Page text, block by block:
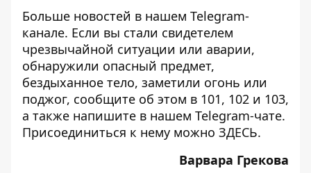
Больше новостей в нашем Telegram-
канале. Если вы стали свидетелем
чрезвычайной ситуации или аварии,
обнаружили опасный предмет,
бездыханное тело, заметили огонь или
поджог, сообщите об этом в 101, 102 и 103,
а также напишите в нашем Telegram-чате.
Присоединиться к нему можно ЗДЕСЬ.
Варвара Грекова